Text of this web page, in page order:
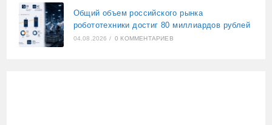
Общий объем российского рынка
робототехники достиг 80 миллиардов рублей
04.08.2026 / 0 КОММЕНТАРИЕВ